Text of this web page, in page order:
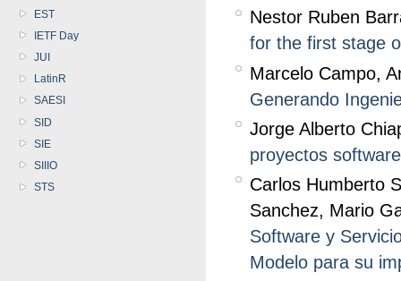
EST
IETF Day
JUI
LatinR
SAESI
SID
SIE
SIIIO
STS
Nestor Ruben
for the first stage
Marcelo Campo,
Generando
Jorge Alberto
proyectos
Carlos Humberto
Sanchez, Mario
Software y
Modelo para su